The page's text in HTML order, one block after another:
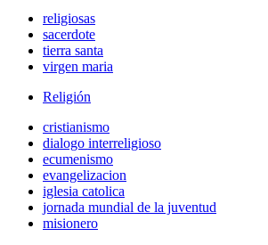
religiosas
sacerdote
tierra santa
virgen maria
Religión
cristianismo
dialogo interreligioso
ecumenismo
evangelizacion
iglesia catolica
jornada mundial de la juventud
misionero